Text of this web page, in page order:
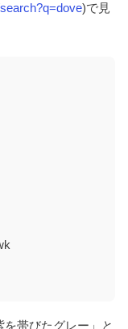
)で見
帯びたグレー」と